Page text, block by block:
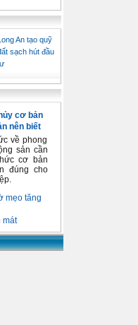
An tạo quỹ
sạch hút đầu
cơ bản
nên biết
về phong
sản cần
cơ bản
đúng cho
mẹo tăng
mát